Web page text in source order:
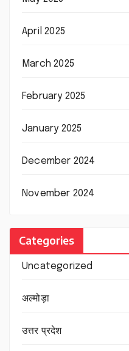
April 2025
March 2025
February 2025
January 2025
December 2024
November 2024
Categories
Uncategorized
अल्मोड़ा
उत्तर प्रदेश